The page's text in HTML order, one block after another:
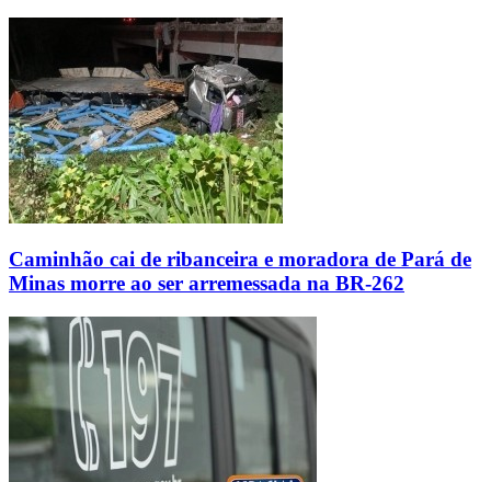
Caminhão cai de ribanceira e moradora de Pará de
Minas morre ao ser arremessada na BR-262